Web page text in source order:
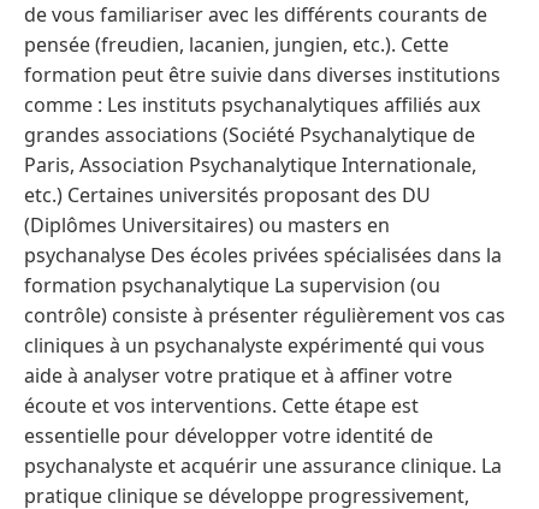
de vous familiariser avec les différents courants de
pensée (freudien, lacanien, jungien, etc.). Cette
formation peut être suivie dans diverses institutions
comme : Les instituts psychanalytiques affiliés aux
grandes associations (Société Psychanalytique de
Paris, Association Psychanalytique Internationale,
etc.) Certaines universités proposant des DU
(Diplômes Universitaires) ou masters en
psychanalyse Des écoles privées spécialisées dans la
formation psychanalytique La supervision (ou
contrôle) consiste à présenter régulièrement vos cas
cliniques à un psychanalyste expérimenté qui vous
aide à analyser votre pratique et à affiner votre
écoute et vos interventions. Cette étape est
essentielle pour développer votre identité de
psychanalyste et acquérir une assurance clinique. La
pratique clinique se développe progressivement,